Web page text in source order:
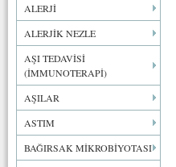
ALERJİ
ALERJİK NEZLE
AŞI TEDAVİSİ
(İMMUNOTERAPİ)
AŞILAR
ASTIM
BAĞIRSAK MİKROBİYOTASI